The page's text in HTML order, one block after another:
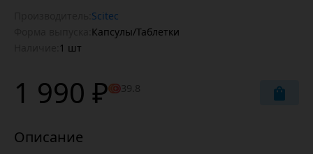
Scitec
Капсулы/Таблетки
1 шт
1 990 ₽ 39.8